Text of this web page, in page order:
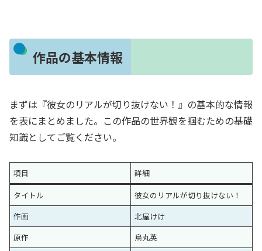
作品の基本情報
まずは『彼女のリアルが切り抜けない！』の基本的な情報
を表にまとめました。この作品の世界観を掴むための基礎
知識としてご覧ください。
項目
詳細
タイトル
彼女のリアルが切り抜けない！
作画
北屋けけ
原作
烏丸英